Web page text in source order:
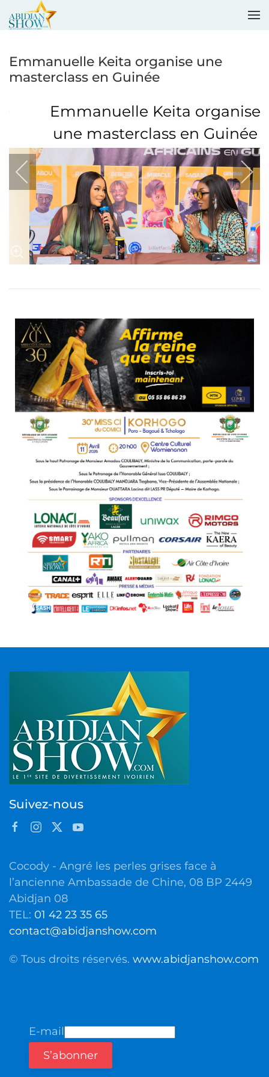
Emmanuelle Keita organise une
masterclass en Guinée
Emmanuelle Keita organise
une masterclass en Guinée
Suivez-nous
Cocody - Angré les perles grises face à
l’ancienne Ambassade de Chine, 08 BP 2449
Abidjan 08
TEL: 01 42 23 35 65
contact@abidjanshow.com
© Tous droits réservés. www.abidjanshow.com
E-mail
S’abonner